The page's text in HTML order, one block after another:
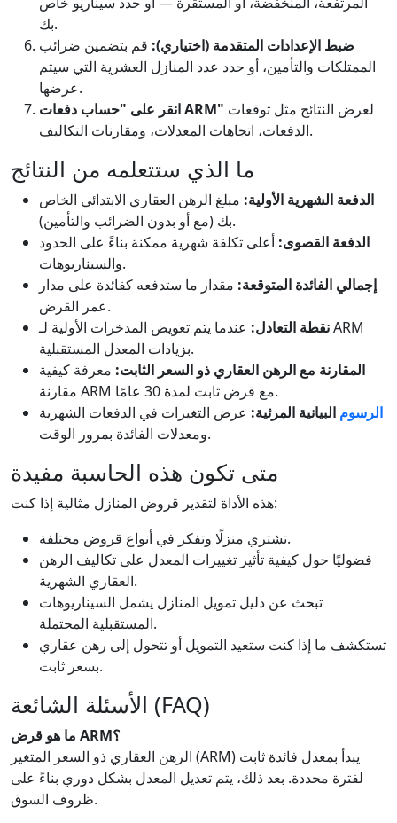
بك.
ضبط الإعدادات المتقدمة (اختياري): قم بتضمين ضرائب
الممتلكات والتأمين، أو حدد عدد المنازل العشرية التي سيتم
عرضها.
انقر على "حساب دفعات ARM"
الدفعات، اتجاهات المعدلات، ومقارنات التكاليف.
ما الذي ستتعلمه من النتائج
الدفعة الشهرية الأولية: مبلغ الرهن العقاري الابتدائي الخاص
بك (مع أو بدون الضرائب والتأمين).
الدفعة القصوى: أعلى تكلفة شهرية ممكنة بناءً على الحدود
والسيناريوهات.
إجمالي الفائدة المتوقعة: مقدار ما ستدفعه كفائدة على مدار
عمر القرض.
نقطة التعادل: عندما يتم تعويض المدخرات الأولية لـ ARM
بزيادات المعدل المستقبلية.
المقارنة مع الرهن العقاري ذو السعر الثابت: معرفة كيفية
مقارنة ARM مع قرض ثابت لمدة 30 عامًا.
الرسوم البيانية المرئية: عرض التغيرات في الدفعات الشهرية
ومعدلات الفائدة بمرور الوقت.
متى تكون هذه الحاسبة مفيدة
هذه الأداة لتقدير قروض المنازل مثالية إذا كنت:
تشتري منزلًا وتفكر في أنواع قروض مختلفة.
فضوليًا حول كيفية تأثير تغييرات المعدل على تكاليف الرهن
العقاري الشهرية.
تبحث عن دليل تمويل المنازل يشمل السيناريوهات
المستقبلية المحتملة.
تستكشف ما إذا كنت ستعيد التمويل أو تتحول إلى رهن عقاري
بسعر ثابت.
الأسئلة الشائعة (FAQ)
ما هو قرض ARM؟
الرهن العقاري ذو السعر المتغير (ARM) يبدأ بمعدل فائدة ثابت
لفترة محددة. بعد ذلك، يتم تعديل المعدل بشكل دوري بناءً على
ظروف السوق.